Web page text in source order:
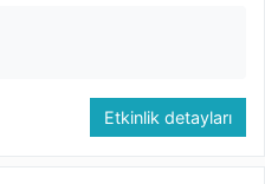
Etkinlik detayları